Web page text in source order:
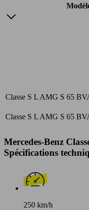
Classe S L AMG S 65
Classe S L AMG S 65
Mercedes-Benz
Spécifications
250 km/h